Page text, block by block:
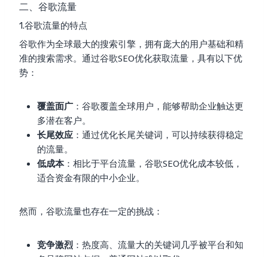
二、谷歌流量
1.谷歌流量的特点
谷歌作为全球最大的搜索引擎，拥有庞大的用户基础和精
准的搜索需求。通过谷歌SEO优化获取流量，具有以下优
势：
覆盖面广 ：谷歌覆盖全球用户，能够帮助企业触达更
多潜在客户。
长尾效应 ：通过优化长尾关键词，可以持续获得稳定
的流量。
低成本：相比于平台流量，谷歌SEO优化成本较低，
适合资金有限的中小企业。
然而，谷歌流量也存在一定的挑战：
竞争激烈 ：热度高、流量大的关键词几乎被平台和知